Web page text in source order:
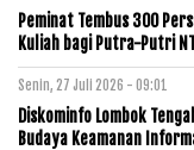
Peminat Tembus 300
Kuliah bagi Putra-Putri
Senin, 27 Juli 2026 - 09:01
Diskominfo Lombok
Budaya Keamanan